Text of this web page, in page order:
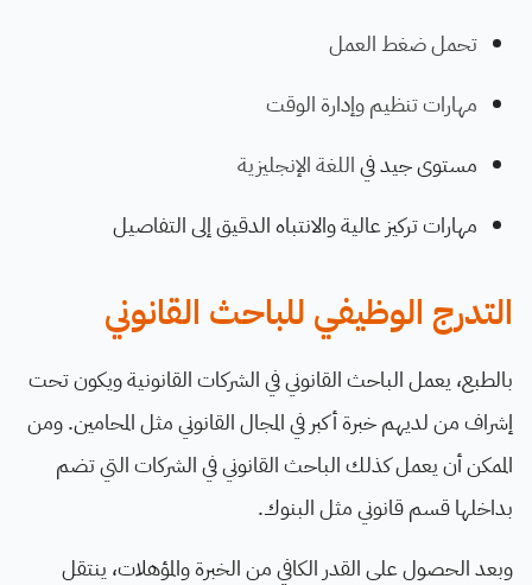
تحمل ضغط العمل
مهارات تنظيم وإدارة الوقت
مستوى جيد فياللغة الإنجليزية
مهارات تركيز عالية والانتباه الدقيق إلى التفاصيل
التدرج الوظيفي للباحث القانوني
بالطبع، يعمل الباحث القانوني في الشركات القانونية ويكون تحت
إشراف من لديهم خبرة أكبر في المجال القانوني مثل المحامين. ومن
الممكن أن يعمل كذلك الباحث القانوني في الشركات التي تضم
بداخلها قسم قانوني مثل البنوك.
وبعد الحصول على القدر الكافي من الخبرة والمؤهلات، ينتقل